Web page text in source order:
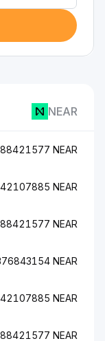
NEAR
NEAR
NEAR
NEAR
NEAR
NEAR
NEAR